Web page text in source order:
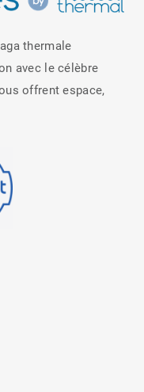
thermale
avec le célèbre
offrent espace,